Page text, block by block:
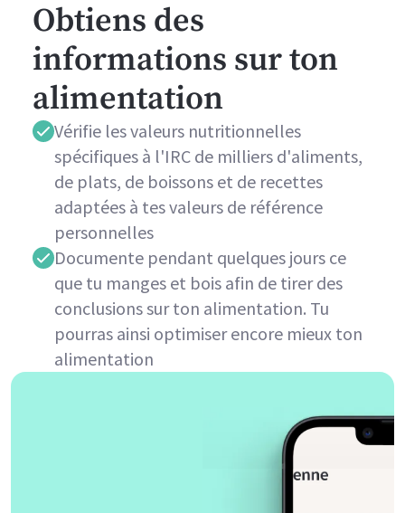
Obtiens des
informations sur ton
alimentation
Vérifie les valeurs nutritionnelles
spécifiques à l'IRC de milliers d'aliments,
de plats, de boissons et de recettes
adaptées à tes valeurs de référence
personnelles
Documente pendant quelques jours ce
que tu manges et bois afin de tirer des
conclusions sur ton alimentation. Tu
pourras ainsi optimiser encore mieux ton
alimentation